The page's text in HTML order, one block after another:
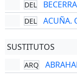
DEL
DEL ACUÑA.
SUSTITUTOS
ARQ